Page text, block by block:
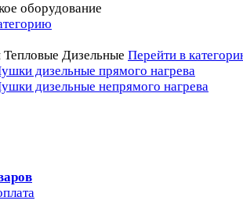
оборудование
Дизельные Перейти в
дизельные прямого нагрева
дизельные непрямого нагрева